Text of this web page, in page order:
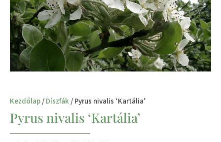
Kezdőlap/Díszfák/ Pyrus nivalis ‘Kartália’
Pyrus nivalis ‘Kartália’